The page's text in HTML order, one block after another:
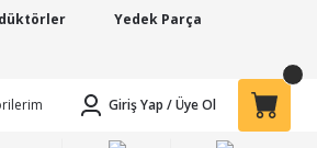
Yedek Parça
Giriş Yap /Üye Ol